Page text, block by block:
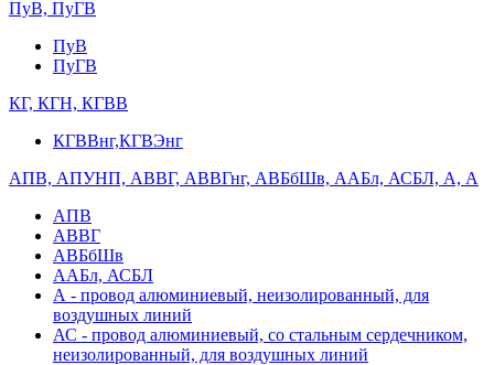
ПуВ, ПуГВ
ПуВ
ПуГВ
КГ, КГН, КГВВ
КГВВнг,КГВЭнг
АПВ, АПУНП, АВВГ, АВВГнг, АВБбШв, ААБл, АСБЛ, А, А
АПВ
АВВГ
АВБбШв
ААБл, АСБЛ
А - провод алюминиевый, неизолированный, для
воздушных линий
АС - провод алюминиевый, со стальным сердечником,
неизолированный, для воздушных линий